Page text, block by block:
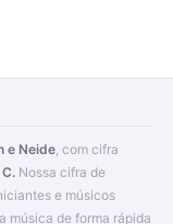
e Neide , com cifra
Nossa cifra de
e músicos